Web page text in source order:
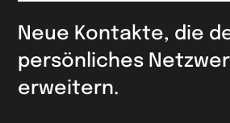
Neue Kontakte, die
persönliches
erweitern.